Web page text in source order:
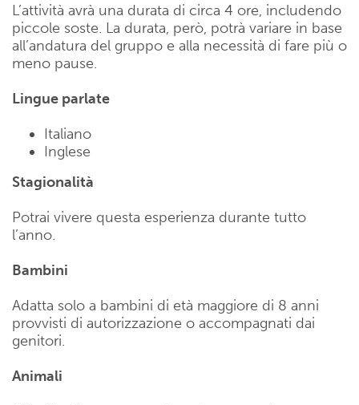
L’attività avrà una durata di circa 4 ore, includendo
piccole soste. La durata, però, potrà variare in base
all’andatura del gruppo e alla necessità di fare più o
meno pause.
Lingue parlate
Italiano
Inglese
Stagionalità
Potrai vivere questa esperienza durante tutto
l’anno.
Bambini
Adatta solo a bambini di età maggiore di 8 anni
provvisti di autorizzazione o accompagnati dai
genitori.
Animali